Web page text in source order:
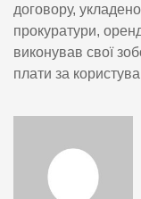
договору,
прокуратури,
виконував свої
плати за